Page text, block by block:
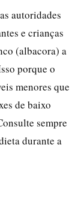
autoridades
e crianças
(albacora) a
porque o
menores que
de baixo
sempre
durante a